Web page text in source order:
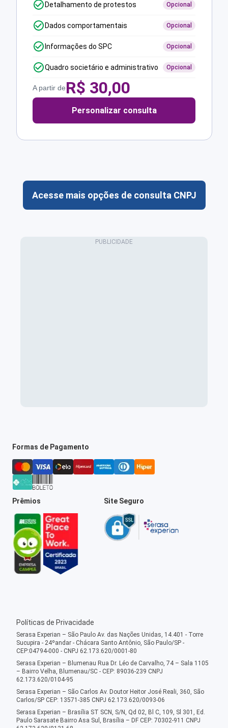
Detalhamento de protestos Opcional
Dados comportamentais Opcional
Informações do SPC Opcional
Quadro societário e administrativo Opcional
A partir deR$ 30,00
Personalizar consulta
Acesse mais opções de consulta CNPJ
Formas de Pagamento
Prêmios Site Seguro
Políticas de Privacidade
Serasa Experian – São Paulo Av. das Nações Unidas, 14.401 - Torre
Sucupira - 24ºandar - Chácara Santo Antônio, São Paulo/SP -
CEP:04794-000 - CNPJ 62.173.620/0001-80
Serasa Experian – Blumenau Rua Dr. Léo de Carvalho, 74 – Sala 1105
– Bairro Velha, Blumenau/SC - CEP: 89036-239 CNPJ
62.173.620/0104-95
Serasa Experian – São Carlos Av. Doutor Heitor José Reali, 360, São
Carlos/SP CEP: 13571-385 CNPJ 62.173.620/0093-06
Serasa Experian – Brasília ST SCN, S/N, Qd 02, Bl C, 109, Sl 301, Ed.
Paulo Sarasate Bairro Asa Sul, Brasília – DF CEP: 70302-911 CNPJ